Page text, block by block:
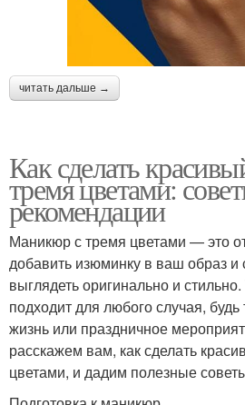
читать дальше →
Как сделать
тремя цветами:
рекомендации
Маникюр с тремя цветами — это
добавить изюминку в ваш образ и
выглядеть оригинально и
подходит для любого случая,
жизнь или праздничное
расскажем вам, как сделать
цветами, и дадим полезные